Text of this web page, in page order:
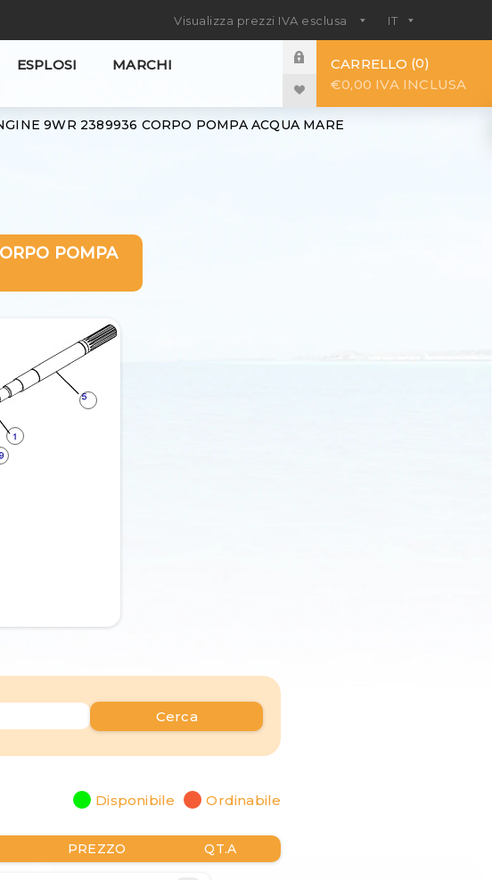
ESPLOSI
MARCHI
CARRELLO 0
€0,00 IVA INCLUSA
9WR 2389936 CORPO POMPA ACQUA MARE
POMPA
Cerca
Disponibile Ordinabile
PREZZO QT.A